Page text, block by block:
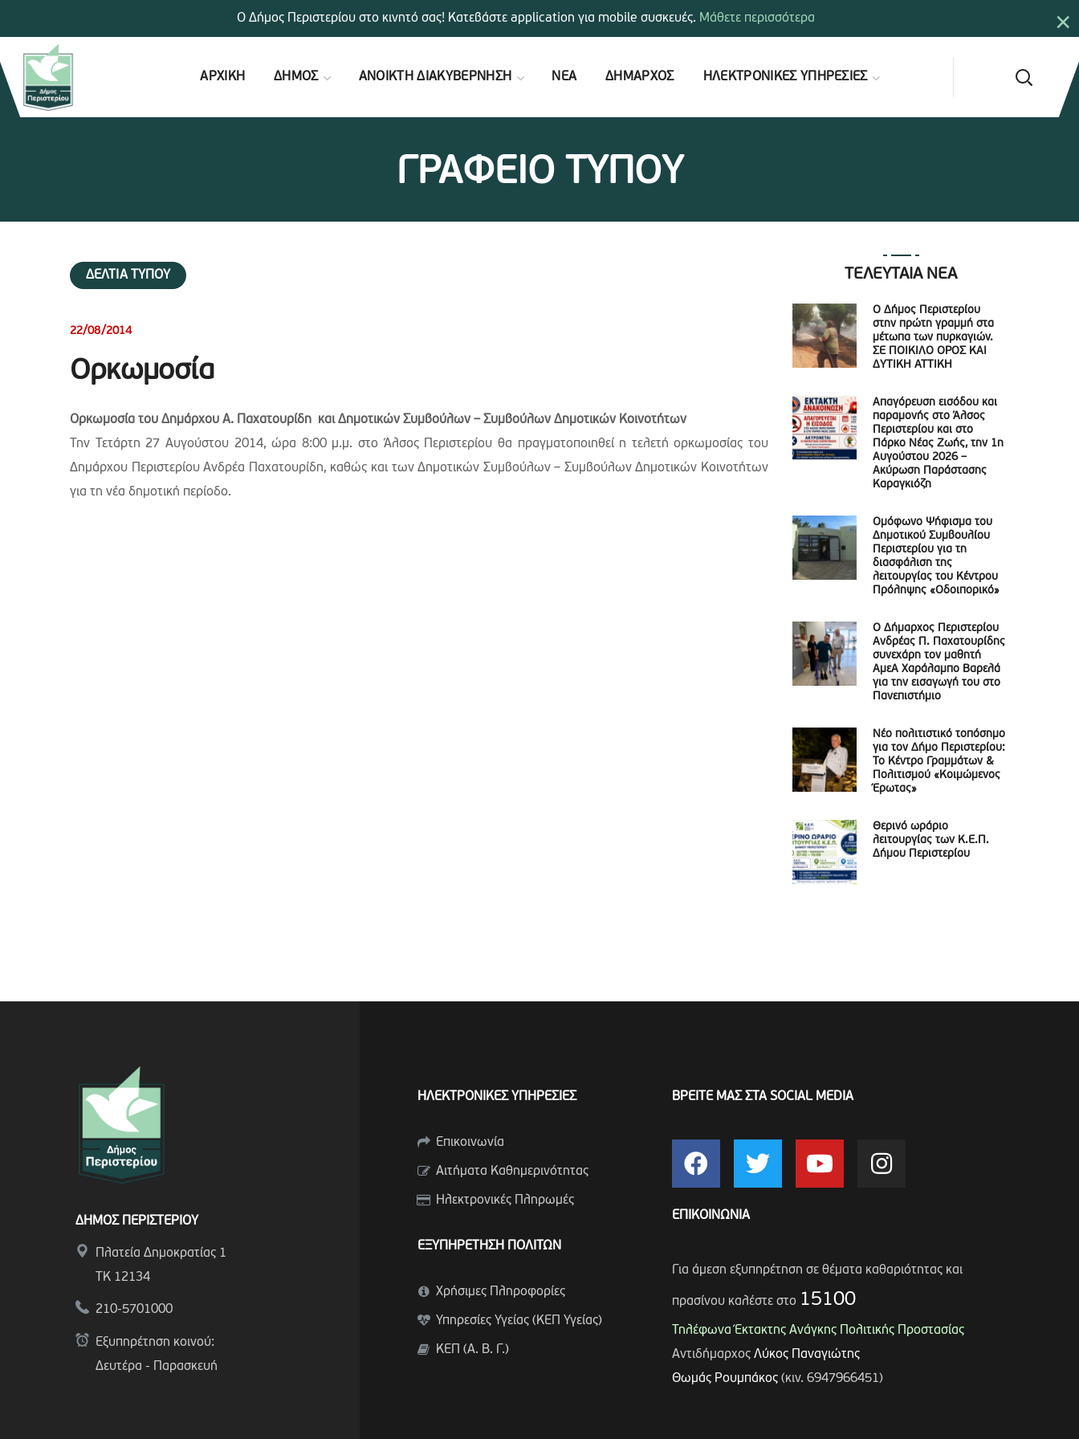
ΑΡΧΙΚΗ ΔΗΜΟΣ ΑΝΟΙΚΤΗ ΔΙΑΚΥΒΕΡΝΗΣΗ ΝΕΑ ΔΗΜΑΡΧΟΣ ΗΛΕΚΤΡΟΝΙΚΕΣ ΥΠΗΡΕΣΙΕΣ
ΓΡΑΦΕΙΟ ΤΥΠΟΥ
ΔΕΛΤΙΑ ΤΥΠΟΥ
22/08/2014
Ορκωμοσία
Ορκωμοσία του Δημάρχου Α. Παχατουρίδη και Δημοτικών Συμβούλων – Συμβούλων Δημοτικών Κοινοτήτων
Την Τετάρτη 27 Αυγούστου 2014, ώρα 8:00 μ.μ. στο Άλσος Περιστερίου θα πραγματοποιηθεί η τελετή ορκωμοσίας του
Δημάρχου Περιστερίου Ανδρέα Παχατουρίδη, καθώς και των Δημοτικών Συμβούλων – Συμβούλων Δημοτικών Κοινοτήτων
για τη νέα δημοτική περίοδο.
ΤΕΛΕΥΤΑΙΑ ΝΕΑ
Ο Δήμος Περιστερίου
στην πρώτη γραμμή στα
μέτωπα των πυρκαγιών.
ΣΕ ΠΟΙΚΙΛΟ ΟΡΟΣ ΚΑΙ
ΔΥΤΙΚΗ ΑΤΤΙΚΗ
Απαγόρευση εισόδου και
παραμονής στο Άλσος
Περιστερίου και στο
Πάρκο Νέας Ζωής, την 1η
Αυγούστου 2026 –
Ακύρωση Παράστασης
Καραγκιόζη
Ομόφωνο Ψήφισμα του
Δημοτικού Συμβουλίου
Περιστερίου για τη
διασφάλιση της
λειτουργίας του Κέντρου
Πρόληψης «Οδοιπορικό»
Ο Δήμαρχος Περιστερίου
Ανδρέας Π. Παχατουρίδης
συνεχάρη τον μαθητή
ΑμεΑ Χαράλαμπο Βαρελά
για την εισαγωγή του στο
Πανεπιστήμιο
Νέο πολιτιστικό τοπόσημο
για τον Δήμο Περιστερίου:
Το Κέντρο Γραμμάτων &
Πολιτισμού «Κοιμώμενος
Έρωτας»
Θερινό ωράριο
λειτουργίας των Κ.Ε.Π.
Δήμου Περιστερίου
ΔΗΜΟΣ ΠΕΡΙΣΤΕΡΙΟΥ
Πλατεία Δημοκρατίας 1
ΤΚ 12134
210-5701000
Εξυπηρέτηση κοινού:
Δευτέρα - Παρασκευή
ΗΛΕΚΤΡΟΝΙΚΕΣ ΥΠΗΡΕΣΙΕΣ
Επικοινωνία
Αιτήματα Καθημερινότητας
Ηλεκτρονικές Πληρωμές
ΕΞΥΠΗΡΕΤΗΣΗ ΠΟΛΙΤΩΝ
Χρήσιμες Πληροφορίες
Υπηρεσίες Υγείας (ΚΕΠ Υγείας)
ΚΕΠ (Α. Β. Γ.)
ΒΡΕΙΤΕ ΜΑΣ ΣΤΑ SOCIAL MEDIA
ΕΠΙΚΟΙΝΩΝΙΑ
Για άμεση εξυπηρέτηση σε θέματα καθαριότητας και
πρασίνου καλέστε στο 15100
Τηλέφωνα Έκτακτης Ανάγκης Πολιτικής Προστασίας
Αντιδήμαρχος Λύκος Παναγιώτης
Θωμάς Ρουμπάκος(κιν. 6947966451)
×
Ο Δήμος Περιστερίου στο κινητό σας! Κατεβάστε application για mobile συσκευές. Μάθετε περισσότερα